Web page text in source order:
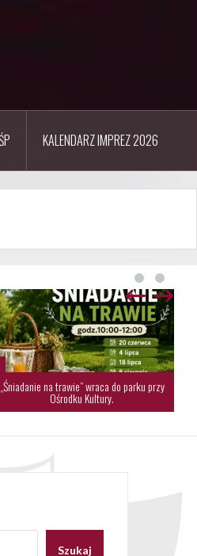
KALENDARZ IMPREZ 2026
„Śniadanie na trawie” wraca do parku przy
Ośrodku Kultury.
Szukaj